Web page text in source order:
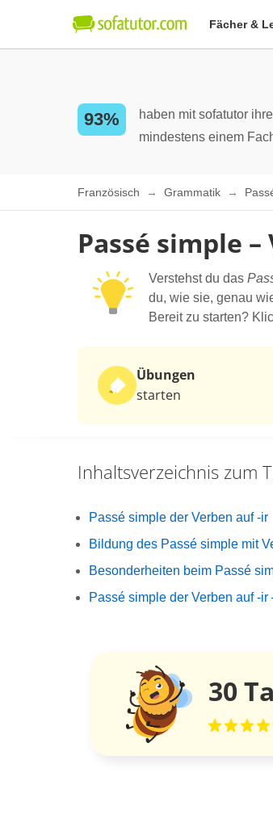
Fächer &
93%
haben mit sofatutor
mindestens einem
Französisch Grammatik
Passé simple
Verstehst du das
du, wie sie, genau
Bereit zu starten?
Übungen
starten
Inhaltsverzeichnis zum
Passé simple der Verben auf -ir
Bildung des Passé simple mit
Besonderheiten beim Passé
Passé simple der Verben auf -
30